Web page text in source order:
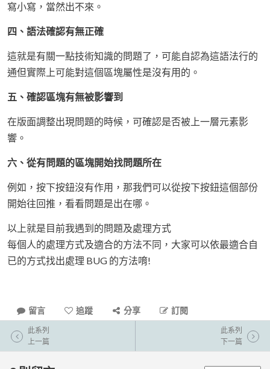
寫小寫，當然出不來。
四、語法確認有無正確
這就是有關一點技術知識的問題了，可能自認為這語法行的
通但實際上可能對這個區塊屬性是沒有用的。
五、確認區塊有無被影響到
在版面調整出現問題的時候，可確認是否被上一層元素影
響。
六、從有問題的區塊開始找問題所在
例如，按下按鈕沒有作用，那我們可以從按下按鈕這個部份
開始往回推，看看問題是出在哪。
以上就是目前我遇到的問題及處理方式
每個人的處理方式及適合的方法不同，大家可以依最適合自
已的方式找出處理 BUG 的方法唷!
留言 追蹤 分享 訂閱
此系列
上一篇
此系列
下一篇